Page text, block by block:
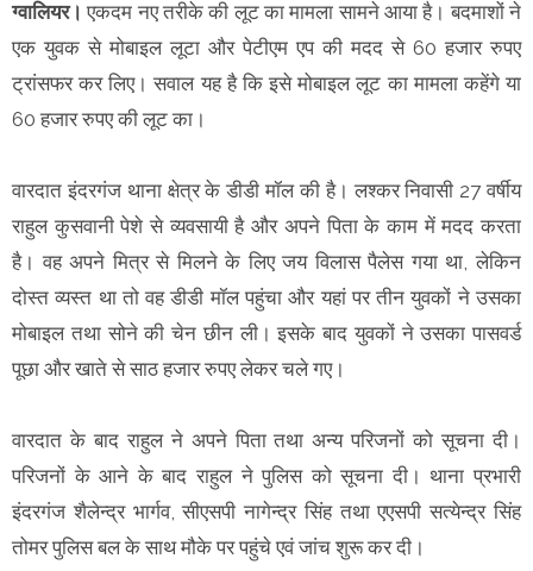
ग्वालियर। एकदम नए तरीके की लूट का मामला सामने आया है। बदमाशों ने
एक युवक से मोबाइल लूटा और पेटीएम एप की मदद से 60 हजार रुपए
ट्रांसफर कर लिए। सवाल यह है कि इसे मोबाइल लूट का मामला कहेंगे या
60 हजार रुपए की लूट का।
वारदात इंदरगंज थाना क्षेत्र के डीडी मॉल की है। लश्कर निवासी 27 वर्षीय
राहुल कुसवानी पेशे से व्यवसायी है और अपने पिता के काम में मदद करता
है। वह अपने मित्र से मिलने के लिए जय विलास पैलेस गया था, लेकिन
दोस्त व्यस्त था तो वह डीडी मॉल पहुंचा और यहां पर तीन युवकों ने उसका
मोबाइल तथा सोने की चेन छीन ली। इसके बाद युवकों ने उसका पासवर्ड
पूछा और खाते से साठ हजार रुपए लेकर चले गए।
वारदात के बाद राहुल ने अपने पिता तथा अन्य परिजनों को सूचना दी।
परिजनों के आने के बाद राहुल ने पुलिस को सूचना दी। थाना प्रभारी
इंदरगंज शैलेन्द्र भार्गव, सीएसपी नागेन्द्र सिंह तथा एएसपी सत्येन्द्र सिंह
तोमर पुलिस बल के साथ मौके पर पहुंचे एवं जांच शुरू कर दी।